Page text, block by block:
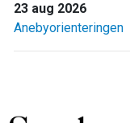
23 aug 2026
Anebyorienteringen